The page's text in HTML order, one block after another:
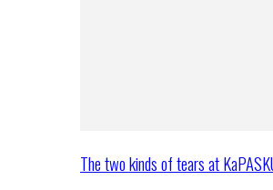
The two kinds of tears at